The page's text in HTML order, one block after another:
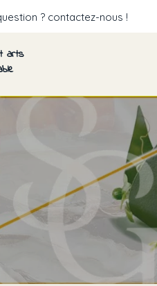
? contactez-nous !
arts